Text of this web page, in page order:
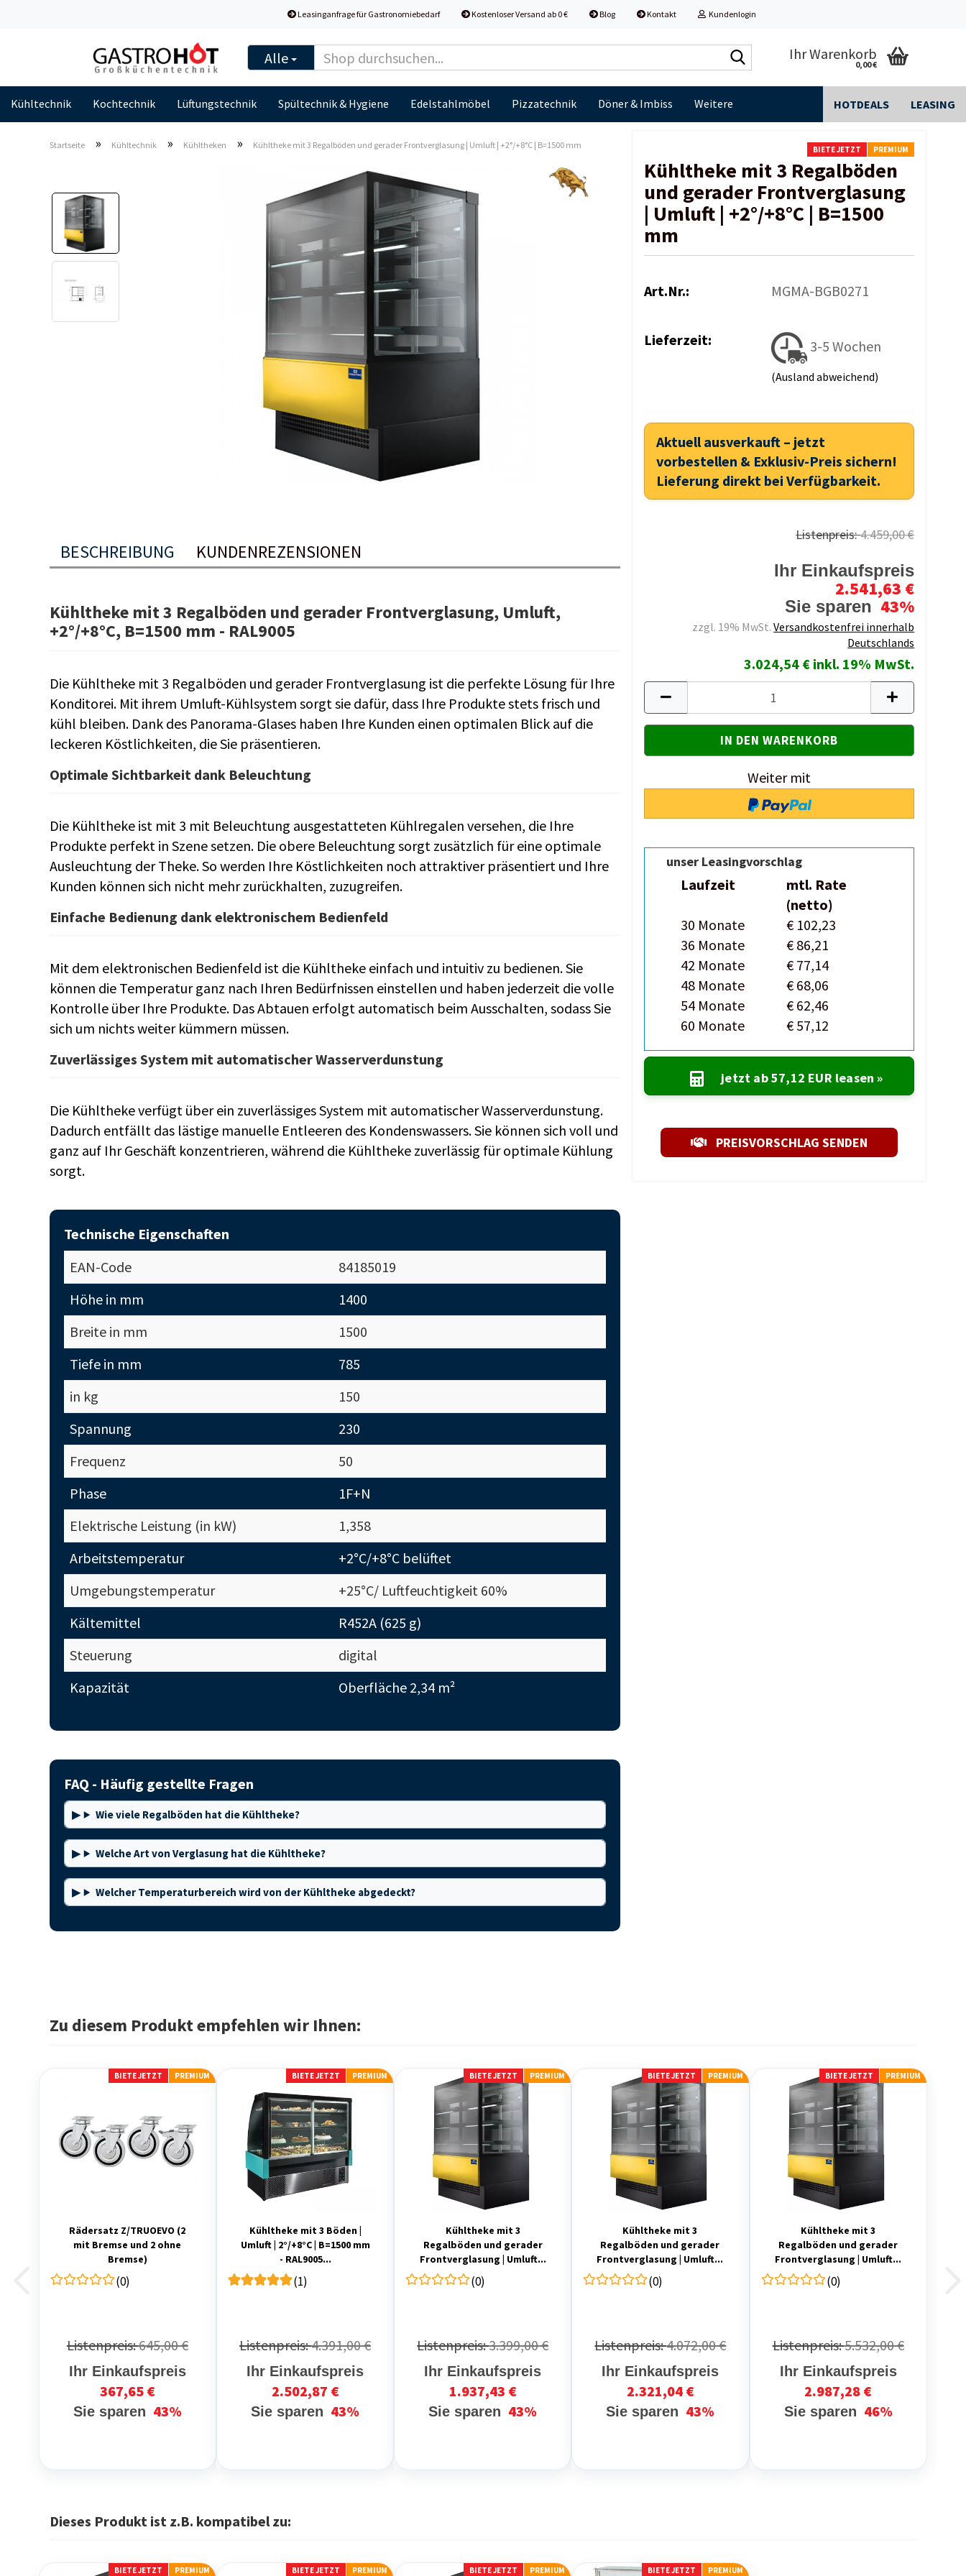
Leasinganfrage für Gastronomiebedarf Kostenloser Versand ab 0 € Blog Kontakt Kundenlogin
Alle
durchsuchen...
Ihr Warenkorb
0,00 €
Kühltechnik Kochtechnik Lüftungstechnik Spültechnik & Hygiene Edelstahlmöbel Pizzatechnik Döner & Imbiss HOTDEALS LEASING
Weitere
Startseite » Kühltechnik » Kühltheken » Kühltheke mit 3 Regalböden und gerader Frontverglasung | Umluft | +2°/+8°C | B=1500 mm BIETE JETZT PREMIUM
Kühltheke mit 3 Regalböden
und gerader Frontverglasung
| Umluft | +2°/+8°C | B=1500
mm
Art.Nr.: MGMA-BGB0271
Lieferzeit: 3-5 Wochen
(Ausland abweichend)
Aktuell ausverkauft – jetzt
vorbestellen & Exklusiv-Preis sichern!
Lieferung direkt bei Verfügbarkeit.
Listenpreis:4.459,00 €
Ihr Einkaufspreis
2.541,63 €
Sie sparen 43%
zzgl. 19% MwSt.Versandkostenfrei innerhalb
Deutschlands
3.024,54 € inkl. 19% MwSt.
Weiter mit
unser Leasingvorschlag
Laufzeit
mtl. Rate
(netto)
30 Monate
€ 102,23
36 Monate
€ 86,21
42 Monate
€ 77,14
48 Monate
€ 68,06
54 Monate
€ 62,46
60 Monate
€ 57,12
jetzt ab57,12 EUR leasen »
PREISVORSCHLAG SENDEN
BESCHREIBUNG KUNDENREZENSIONEN
Kühltheke mit 3 Regalböden und gerader Frontverglasung, Umluft,
+2°/+8°C, B=1500 mm - RAL9005
Die Kühltheke mit 3 Regalböden und gerader Frontverglasung ist die perfekte Lösung für Ihre
Konditorei. Mit ihrem Umluft-Kühlsystem sorgt sie dafür, dass Ihre Produkte stets frisch und
kühl bleiben. Dank des Panorama-Glases haben Ihre Kunden einen optimalen Blick auf die
leckeren Köstlichkeiten, die Sie präsentieren.
Optimale Sichtbarkeit dank Beleuchtung
Die Kühltheke ist mit 3 mit Beleuchtung ausgestatteten Kühlregalen versehen, die Ihre
Produkte perfekt in Szene setzen. Die obere Beleuchtung sorgt zusätzlich für eine optimale
Ausleuchtung der Theke. So werden Ihre Köstlichkeiten noch attraktiver präsentiert und Ihre
Kunden können sich nicht mehr zurückhalten, zuzugreifen.
Einfache Bedienung dank elektronischem Bedienfeld
Mit dem elektronischen Bedienfeld ist die Kühltheke einfach und intuitiv zu bedienen. Sie
können die Temperatur ganz nach Ihren Bedürfnissen einstellen und haben jederzeit die volle
Kontrolle über Ihre Produkte. Das Abtauen erfolgt automatisch beim Ausschalten, sodass Sie
sich um nichts weiter kümmern müssen.
Zuverlässiges System mit automatischer Wasserverdunstung
Die Kühltheke verfügt über ein zuverlässiges System mit automatischer Wasserverdunstung.
Dadurch entfällt das lästige manuelle Entleeren des Kondenswassers. Sie können sich voll und
ganz auf Ihr Geschäft konzentrieren, während die Kühltheke zuverlässig für optimale Kühlung
sorgt.
Technische Eigenschaften
EAN-Code
84185019
Höhe in mm
1400
Breite in mm
1500
Tiefe in mm
785
in kg
150
Spannung
230
Frequenz
50
Phase
1F+N
Elektrische Leistung (in kW)
1,358
Arbeitstemperatur
+2°C/+8°C belüftet
Umgebungstemperatur
+25°C/ Luftfeuchtigkeit 60%
Kältemittel
R452A (625 g)
Steuerung
digital
Kapazität
Oberfläche 2,34 m²
FAQ - Häufig gestellte Fragen
Wie viele Regalböden hat die Kühltheke?
Welche Art von Verglasung hat die Kühltheke?
Welcher Temperaturbereich wird von der Kühltheke abgedeckt?
Zu diesem Produkt empfehlen wir Ihnen:
BIETE JETZT PREMIUM
Rädersatz Z/TRUOEVO (2
mit Bremse und 2 ohne
Bremse)
(0)
Listenpreis:645,00 €
Ihr Einkaufspreis
367,65 €
Sie sparen 43%
BIETE JETZT PREMIUM
Kühltheke mit 3 Böden |
Umluft | 2°/+8°C | B=1500 mm
- RAL9005...
(1)
Listenpreis:4.391,00 €
Ihr Einkaufspreis
2.502,87 €
Sie sparen 43%
BIETE JETZT PREMIUM
Kühltheke mit 3
Regalböden und gerader
Frontverglasung | Umluft...
(0)
Listenpreis:3.399,00 €
Ihr Einkaufspreis
1.937,43 €
Sie sparen 43%
BIETE JETZT PREMIUM
Kühltheke mit 3
Regalböden und gerader
Frontverglasung | Umluft...
(0)
Listenpreis:4.072,00 €
Ihr Einkaufspreis
2.321,04 €
Sie sparen 43%
BIETE JETZT PREMIUM
Kühltheke mit 3
Regalböden und gerader
Frontverglasung | Umluft...
(0)
Listenpreis:5.532,00 €
Ihr Einkaufspreis
2.987,28 €
Sie sparen 46%
Dieses Produkt ist z.B. kompatibel zu:
BIETE JETZT PREMIUM BIETE JETZT PREMIUM BIETE JETZT PREMIUM BIETE JETZT PREMIUM